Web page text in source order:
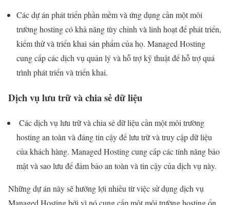
Các dự án phát triển phần mềm và ứng dụng cần một môi
trường hosting có khả năng tùy chỉnh và linh hoạt để phát triển,
kiểm thử và triển khai sản phẩm của họ. Managed Hosting
cung cấp các dịch vụ quản lý và hỗ trợ kỹ thuật để hỗ trợ quá
trình phát triển và triển khai.
Dịch vụ lưu trữ và chia sẻ dữ liệu
Các dịch vụ lưu trữ và chia sẻ dữ liệu cần một môi trường
hosting an toàn và đáng tin cậy để lưu trữ và truy cập dữ liệu
của khách hàng. Managed Hosting cung cấp các tính năng bảo
mật và sao lưu để đảm bảo an toàn và tin cậy của dịch vụ này.
Những dự án này sẽ hưởng lợi nhiều từ việc sử dụng dịch vụ
Managed Hosting bởi vì nó cung cấp một môi trường hosting ổn